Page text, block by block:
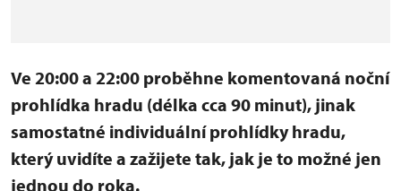
Ve 20:00 a 22:00 proběhne komentovaná noční
prohlídka hradu (délka cca 90 minut), jinak
samostatné individuální prohlídky hradu,
který uvidíte a zažijete tak, jak je to možné jen
jednou do roka.